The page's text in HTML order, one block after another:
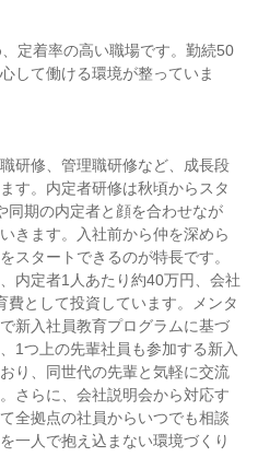
定着率の高い職場です。勤続50
して働ける環境が整っていま
研修、管理職研修など、成長段
す。内定者研修は秋頃からスタ
同期の内定者と顔を合わせなが
きます。入社前から仲を深めら
スタートできるのが特長です。
内定者1人あたり約40万円、会社
として投資しています。メンタ
新入社員教育プログラムに基づ
1つ上の先輩社員も参加する新入
り、同世代の先輩と気軽に交流
さらに、会社説明会から対応す
全拠点の社員からいつでも相談
一人で抱え込まない環境づくり